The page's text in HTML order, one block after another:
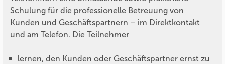
Schulung für die professionelle Betreuung von
Kunden und Geschäftspartnern – im Direktkontakt
und am Telefon. Die Teilnehmer
lernen, den Kunden oder Geschäftspartner ernst zu